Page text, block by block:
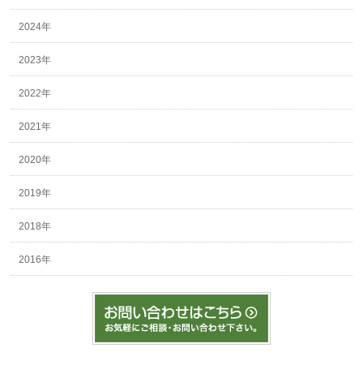
2024年
2023年
2022年
2021年
2020年
2019年
2018年
2016年